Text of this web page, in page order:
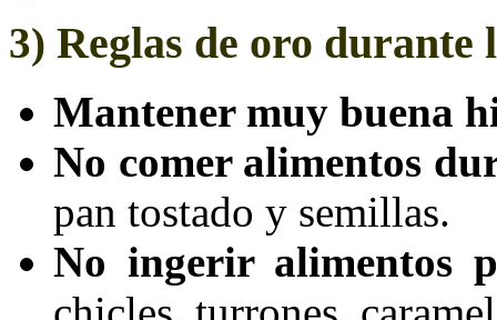
3) Reglas de oro durante
Mantener muy buena
No comer alimentos
pan tostado y semillas.
No ingerir alimentos